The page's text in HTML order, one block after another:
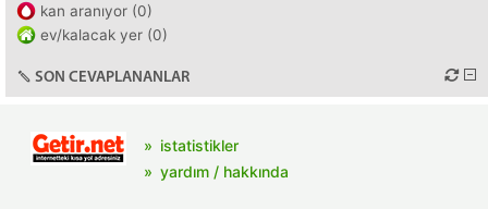
kan aranıyor (0)
ev/kalacak yer (0)
SON CEVAPLANANLAR
istatistikler
yardım / hakkında